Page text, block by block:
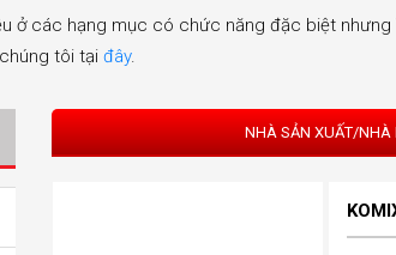
ở các hạng mục có chức năng đặc biệt nhưng
tôi tại đây.
NHÀ SẢN XUẤT/NHÀ